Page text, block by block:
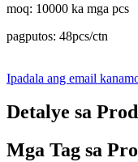
moq: 10000 ka mga pcs
pagputos: 48pcs/ctn
Ipadala ang email
Detalye sa
Mga Tag sa